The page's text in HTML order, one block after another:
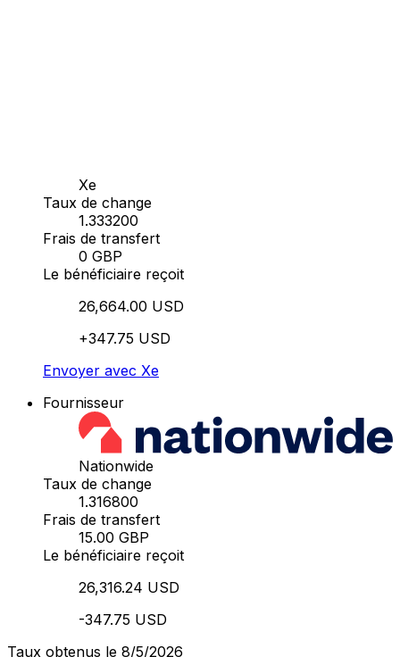
Xe
Taux de change
1.333200
Frais de transfert
0 GBP
Le bénéficiaire reçoit
26,664.00 USD
+347.75 USD
Envoyer avec Xe
Fournisseur
Nationwide
Taux de change
1.316800
Frais de transfert
15.00 GBP
Le bénéficiaire reçoit
26,316.24 USD
-347.75 USD
Taux obtenus le 8/5/2026